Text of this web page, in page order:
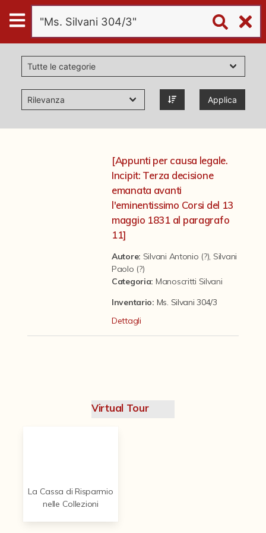
Digital
Humanities
Donazioni
Pubblicazioni
Il progetto Digital Humanities
Applica
[Appunti per causa legale.
Incipit: Terza decisione
emanata avanti
l'eminentissimo Corsi del 13
maggio 1831 al paragrafo
11]
Autore: Silvani Antonio (?) Silvani
Paolo (?)
Categoria: Manoscritti Silvani
Inventario: Ms. Silvani 304/3
Dettagli
Virtual Tour
La Cassa di Risparmio
nelle Collezioni